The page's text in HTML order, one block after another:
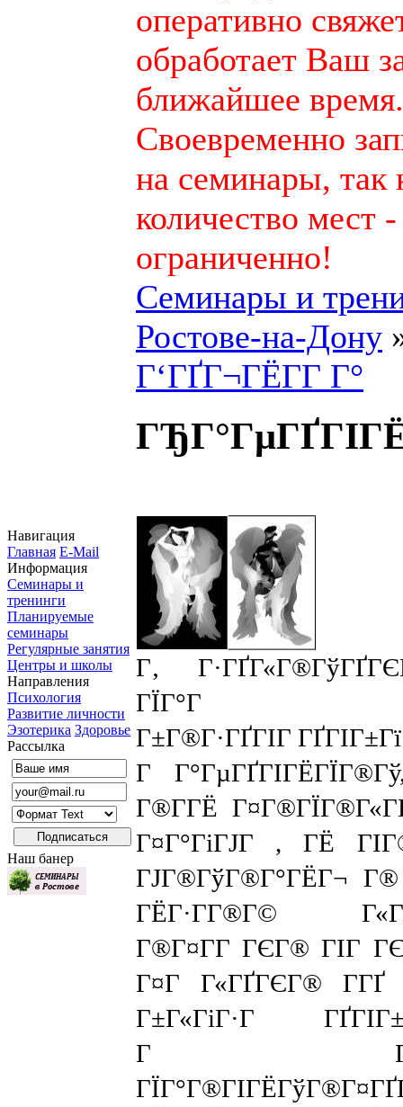
Навигация
Главная E-Mail
Информация
Семинары и
тренинги
Планируемые
семинары
Регулярные занятия
Центры и школы
Направления
Психология
Развитие личности
Эзотерика Здоровье
Рассылка
Наш банер
оперативно
обработает Ваш
ближайшее время.
Своевременно
на семинары, так
количество мест -
ограниченно!
Семинары и
Ростове-на-Дону
Г‘ГҐГ¬ГЁГ­Г Г°
Г‚
ГЇГ°Г
Г±Г®Г·ГҐГІГ
Г
Г®Г­ГЁ
Г¤Г°ГіГЈГ , ГЁ
ГЈГ®ГўГ®Г°ГЁГ¬
ГЁГ·Г­Г®Г©
Г®Г¤Г­Г ГЄГ® ГІГ
Г¤Г Г«ГҐГЄГ® Г­ГҐ
Г±Г«ГіГ·Г
Г